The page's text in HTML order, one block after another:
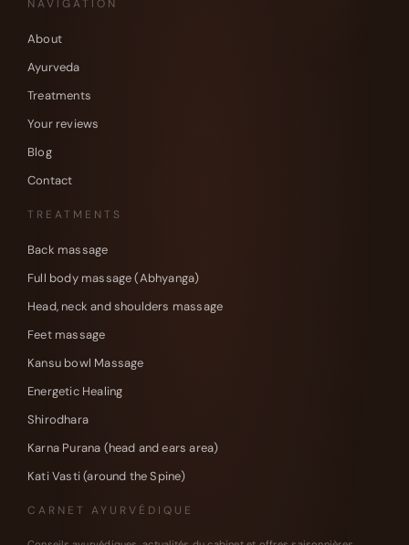
NAVIGATION
About
Ayurveda
Treatments
Your reviews
Blog
Contact
TREATMENTS
Back massage
Full body massage (Abhyanga)
Head, neck and shoulders massage
Feet massage
Kansu bowl Massage
Energetic Healing
Shirodhara
Karna Purana (head and ears area)
Kati Vasti (around the Spine)
CARNET AYURVÉDIQUE